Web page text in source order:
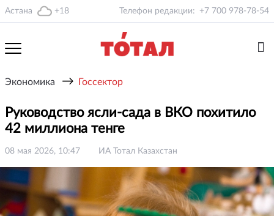
Астана +18 Телефон редакции: +7 700 978-78-54
Экономика → Госсектор
Руководство ясли-сада в ВКО похитило
42 миллиона тенге
08 мая 2026, 10:47 ИА Тотал Казахстан